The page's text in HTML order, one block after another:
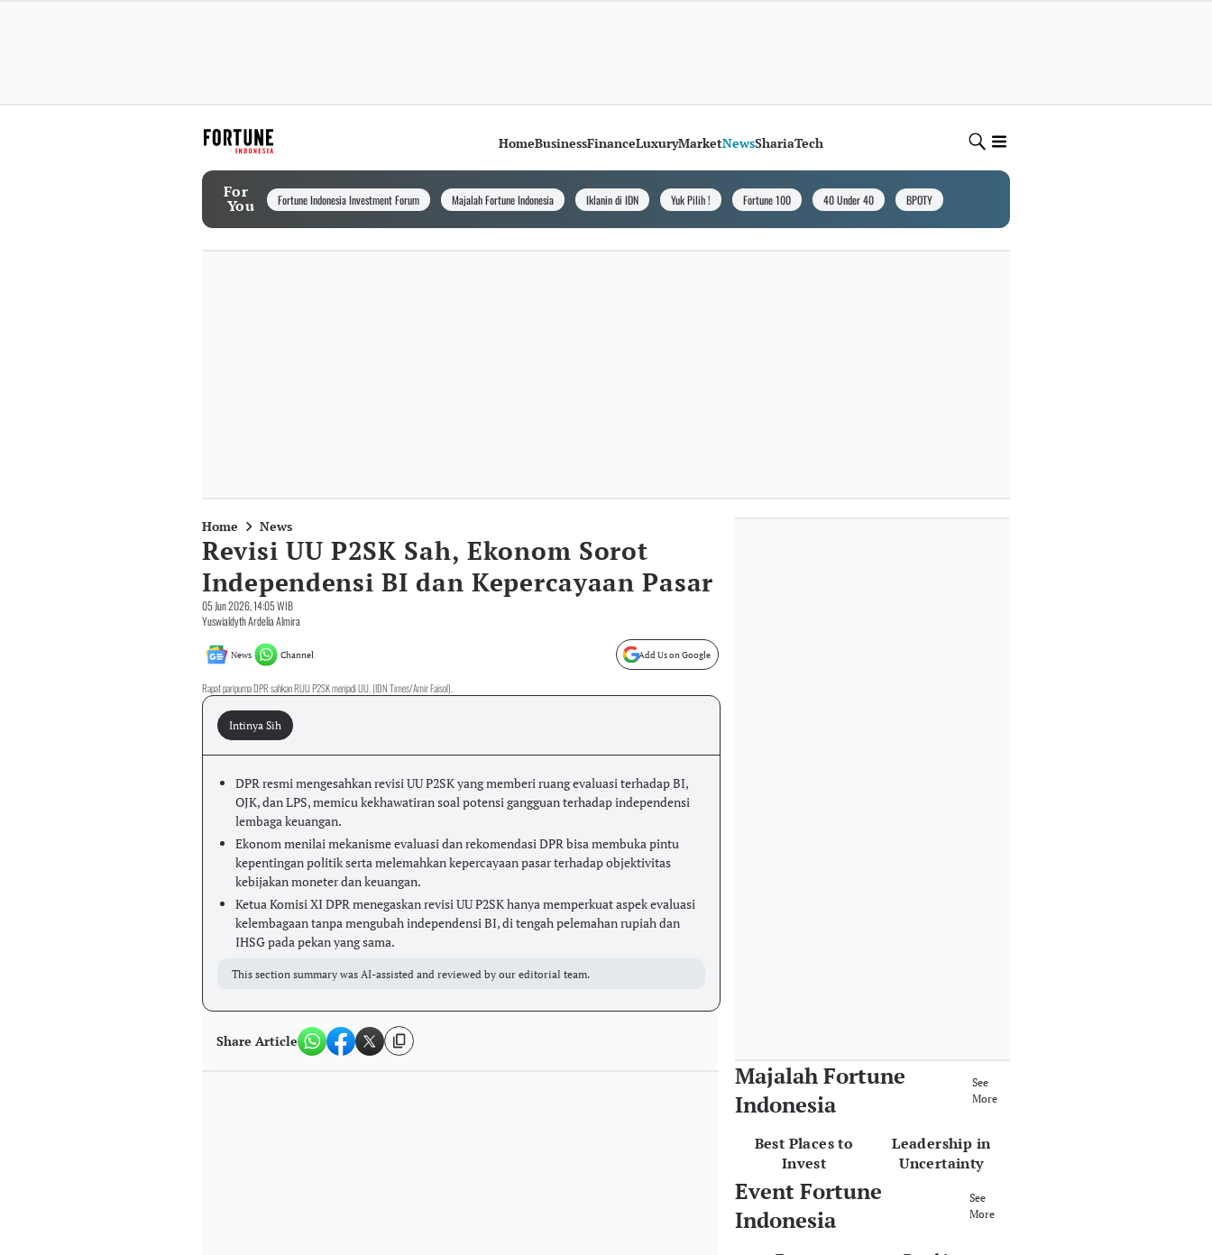
HomeBusinessFinanceLuxuryMarketNewsShariaTech
For
You Fortune Indonesia Investment Forum Majalah Fortune Indonesia Iklanin di IDN Yuk Pilih ! Fortune 100 40 Under 40 BPOTY
Home News
Revisi UU P2SK Sah, Ekonom Sorot
Independensi BI dan Kepercayaan Pasar
05 Jun 2026, 14:05 WIB
Yuswialdyth Ardelia Almira
News Channel Add Us on Google
Rapat paripurna DPR sahkan RUU P2SK menjadi UU. (IDN Times/Amir Faisol).
Intinya Sih
DPR resmi mengesahkan revisi UU P2SK yang memberi ruang evaluasi terhadap BI,
OJK, dan LPS, memicu kekhawatiran soal potensi gangguan terhadap independensi
lembaga keuangan.
Ekonom menilai mekanisme evaluasi dan rekomendasi DPR bisa membuka pintu
kepentingan politik serta melemahkan kepercayaan pasar terhadap objektivitas
kebijakan moneter dan keuangan.
Ketua Komisi XI DPR menegaskan revisi UU P2SK hanya memperkuat aspek evaluasi
kelembagaan tanpa mengubah independensi BI, di tengah pelemahan rupiah dan
IHSG pada pekan yang sama.
This section summary was AI-assisted and reviewed by our editorial team.
Share Article
Majalah Fortune
Indonesia
See
More
Best Places to
Invest
Leadership in
Uncertainty
Event Fortune
Indonesia
See
More